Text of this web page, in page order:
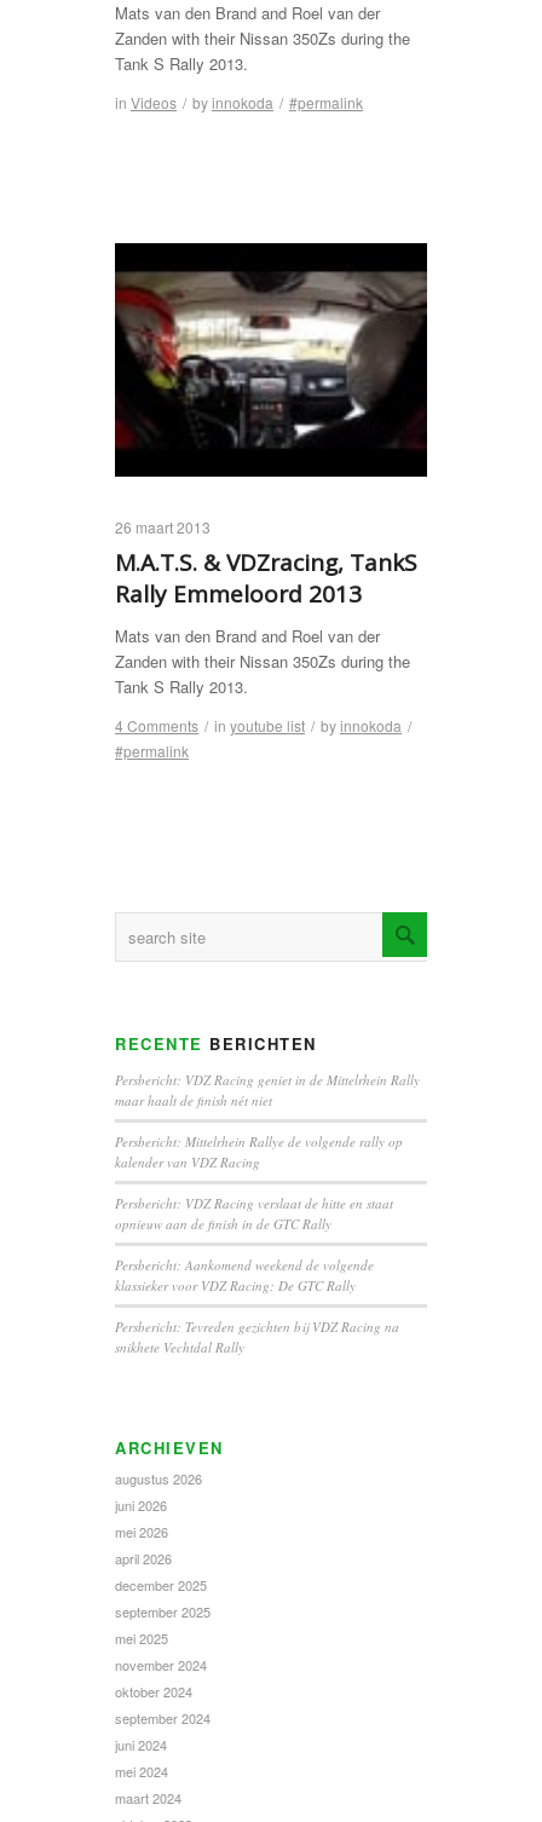
Mats van den Brand and Roel van der
Zanden with their Nissan 350Zs during the
Tank S Rally 2013.
in Videos / byinnokoda / #permalink
26 maart 2013
M.A.T.S. & VDZracing, TankS
Rally Emmeloord 2013
Mats van den Brand and Roel van der
Zanden with their Nissan 350Zs during the
Tank S Rally 2013.
4 Comments / in youtube list / byinnokoda /
#permalink
RECENTE BERICHTEN
Persbericht: VDZ Racing geniet in de Mittelrhein Rally
maar haalt de finish nét niet
Persbericht: Mittelrhein Rallye de volgende rally op
kalender van VDZ Racing
Persbericht: VDZ Racing verslaat de hitte en staat
opnieuw aan de finish in de GTC Rally
Persbericht: Aankomend weekend de volgende
klassieker voor VDZ Racing: De GTC Rally
Persbericht: Tevreden gezichten bij VDZ Racing na
snikhete Vechtdal Rally
ARCHIEVEN
augustus 2026
juni 2026
mei 2026
april 2026
december 2025
september 2025
mei 2025
november 2024
oktober 2024
september 2024
juni 2024
mei 2024
maart 2024